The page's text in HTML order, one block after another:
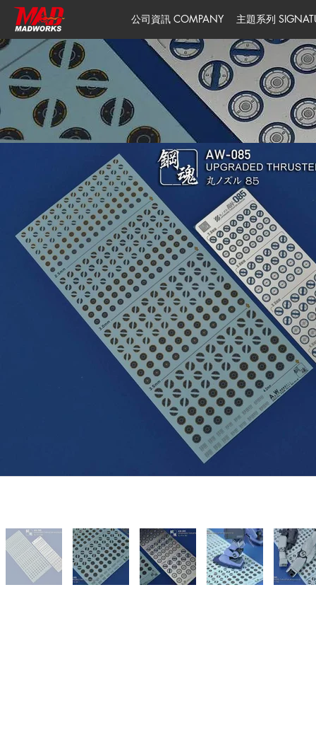
公司資訊 COMPANY 主題系列